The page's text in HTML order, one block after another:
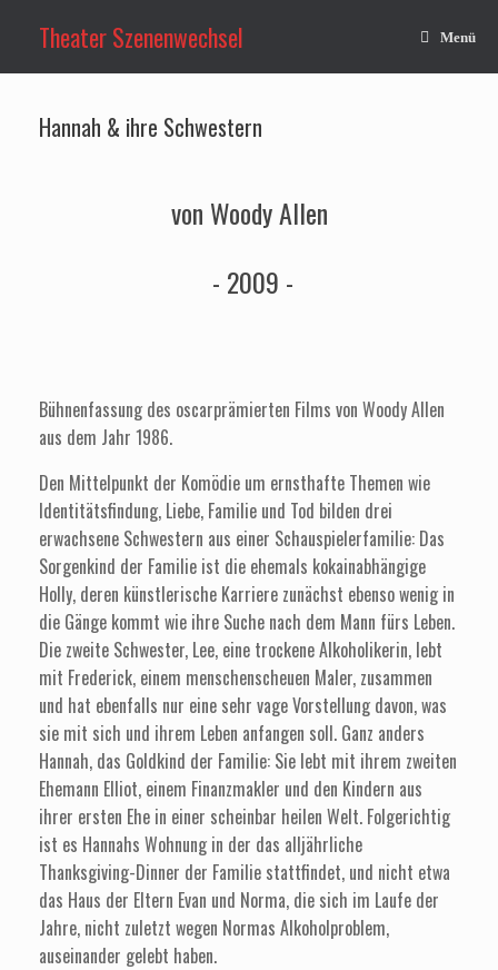
springenTheater Szenenwechsel Menü
Hannah & ihre Schwestern
von Woody Allen
- 2009 -
Bühnenfassung des oscarprämierten Films von Woody Allen
aus dem Jahr 1986.
Den Mittelpunkt der Komödie um ernsthafte Themen wie
Identitätsfindung, Liebe, Familie und Tod bilden drei
erwachsene Schwestern aus einer Schauspielerfamilie: Das
Sorgenkind der Familie ist die ehemals kokainabhängige
Holly, deren künstlerische Karriere zunächst ebenso wenig in
die Gänge kommt wie ihre Suche nach dem Mann fürs Leben.
Die zweite Schwester, Lee, eine trockene Alkoholikerin, lebt
mit Frederick, einem menschenscheuen Maler, zusammen
und hat ebenfalls nur eine sehr vage Vorstellung davon, was
sie mit sich und ihrem Leben anfangen soll. Ganz anders
Hannah, das Goldkind der Familie: Sie lebt mit ihrem zweiten
Ehemann Elliot, einem Finanzmakler und den Kindern aus
ihrer ersten Ehe in einer scheinbar heilen Welt. Folgerichtig
ist es Hannahs Wohnung in der das alljährliche
Thanksgiving-Dinner der Familie stattfindet, und nicht etwa
das Haus der Eltern Evan und Norma, die sich im Laufe der
Jahre, nicht zuletzt wegen Normas Alkoholproblem,
auseinander gelebt haben.